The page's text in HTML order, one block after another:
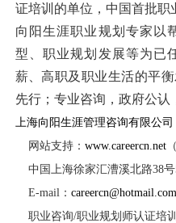
证培训的单位，中国首批职
向阳生涯职业规划专家以
型、职业规划发展等为已
薪、高职及职业生活的平
先行；专业咨询，政府公认
上海向阳生涯管理咨询有限公司
网站支持： www.careercn.net（
中国上海徐家汇漕溪北路38号
E-mail ： careercn@hotmail.com
职业咨询/职业规划师认证培